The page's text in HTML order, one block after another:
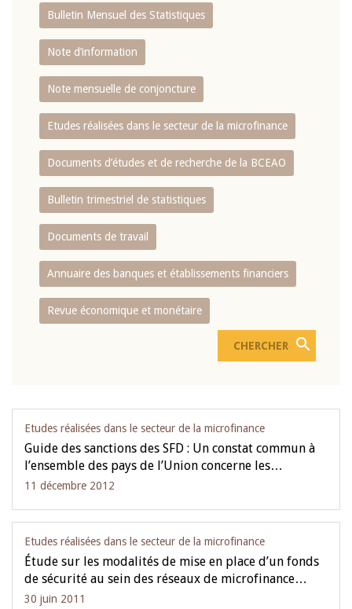
Bulletin Mensuel des Statistiques
Note d’information
Note mensuelle de conjoncture
Etudes réalisées dans le secteur de la microfinance
Documents d’études et de recherche de la BCEAO
Bulletin trimestriel de statistiques
Documents de travail
Annuaire des banques et établissements financiers
Revue économique et monétaire
Etudes réalisées dans le secteur de la microfinance
Guide des sanctions des SFD : Un constat commun à
l’ensemble des pays de l’Union concerne les…
11 décembre 2012
Etudes réalisées dans le secteur de la microfinance
Étude sur les modalités de mise en place d’un fonds
de sécurité au sein des réseaux de microfinance…
30 juin 2011